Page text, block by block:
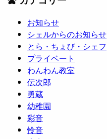
お知らせ
シェルからのお知らせ
とら・ちょび・シェフ
プライベート
わんわん教室
伝次郎
勇蔵
幼稚園
彩音
怜音